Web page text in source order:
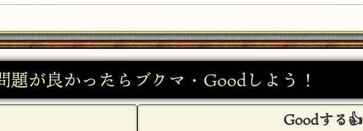
題が良かったらブクマ・Goodしよう！
Goodする👍